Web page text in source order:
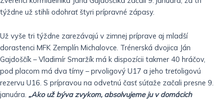
týždne už stihli odohrať štyri prípravné zápasy.
Už vyše tri týždne zarezávajú v zimnej príprave aj mladší
dorastenci MFK Zemplín Michalovce. Trénerská dvojica Ján
Gajdoščík – Vladimír Smaržík má k dispozícii takmer 40 hráčov,
pod placom má dva tímy – prvoligový U17 a jeho treťoligovú
rezervu U16. S prípravou na odvetnú časť súťaže začali presne 9.
januára. „Ako už býva zvykom, absolvujeme ju v domácich